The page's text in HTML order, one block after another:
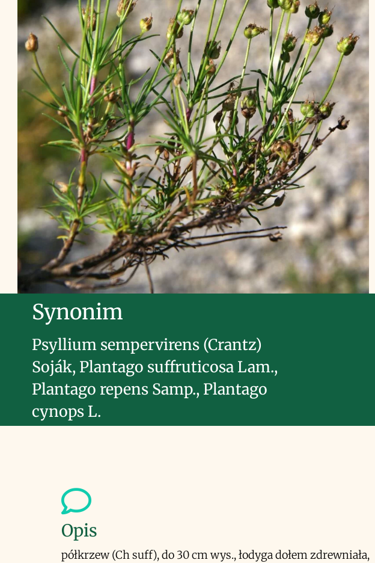
Synonim
Psyllium sempervirens (Crantz)
Soják, Plantago suffruticosa Lam.,
Plantago repens Samp., Plantago
cynops L.
Opis
półkrzew (Ch suff), do 30 cm wys., łodyga dołem zdrewniała,